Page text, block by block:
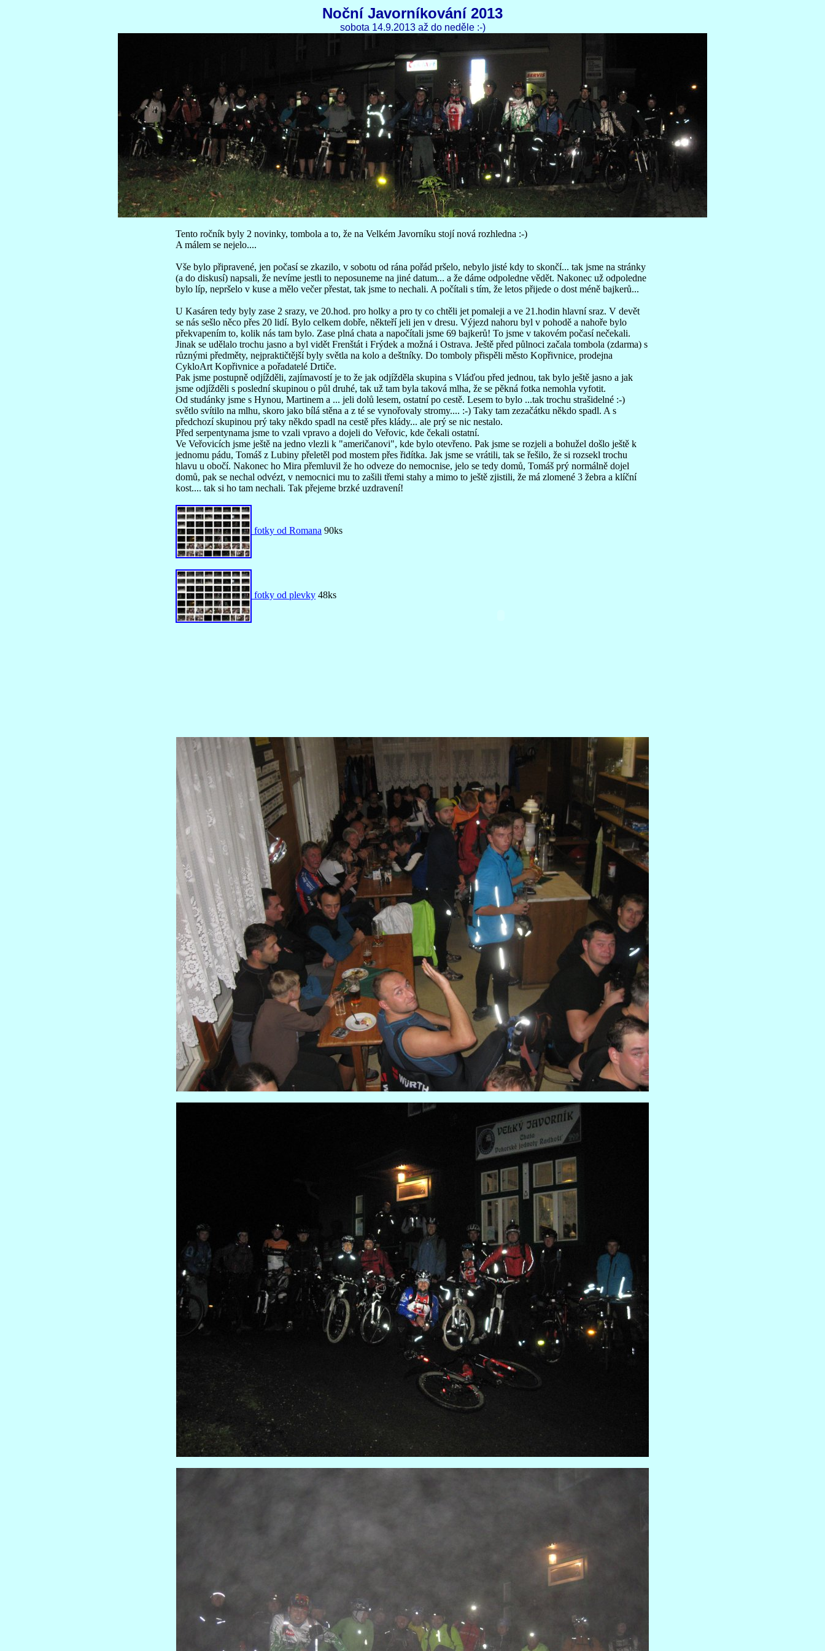
Noční Javorníkování 2013
sobota 14.9.2013 až do neděle :-)
Tento ročník byly 2 novinky, tombola a to, že na Velkém Javorníku stojí nová rozhledna :-)
A málem se nejelo....
Vše bylo připravené, jen počasí se zkazilo, v sobotu od rána pořád pršelo, nebylo jisté kdy to skončí... tak jsme na stránky
(a do diskusí) napsali, že nevíme jestli to neposuneme na jiné datum... a že dáme odpoledne vědět. Nakonec už odpoledne
bylo líp, nepršelo v kuse a mělo večer přestat, tak jsme to nechali. A počítali s tím, že letos přijede o dost méně bajkerů...
U Kasáren tedy byly zase 2 srazy, ve 20.hod. pro holky a pro ty co chtěli jet pomaleji a ve 21.hodin hlavní sraz. V devět
se nás sešlo něco přes 20 lidí. Bylo celkem dobře, někteří jeli jen v dresu. Výjezd nahoru byl v pohodě a nahoře bylo
překvapením to, kolik nás tam bylo. Zase plná chata a napočítali jsme 69 bajkerů! To jsme v takovém počasí nečekali.
Jinak se udělalo trochu jasno a byl vidět Frenštát i Frýdek a možná i Ostrava. Ještě před půlnoci začala tombola (zdarma) s
různými předměty, nejpraktičtější byly světla na kolo a deštníky. Do tomboly přispěli město Kopřivnice, prodejna
CykloArt Kopřivnice a pořadatelé Drtiče.
Pak jsme postupně odjížděli, zajímavostí je to že jak odjížděla skupina s Vláďou před jednou, tak bylo ještě jasno a jak
jsme odjížděli s poslední skupinou o půl druhé, tak už tam byla taková mlha, že se pěkná fotka nemohla vyfotit.
Od studánky jsme s Hynou, Martinem a ... jeli dolů lesem, ostatní po cestě. Lesem to bylo ...tak trochu strašidelné :-)
světlo svítilo na mlhu, skoro jako bílá stěna a z té se vynořovaly stromy.... :-) Taky tam zezačátku někdo spadl. A s
předchozí skupinou prý taky někdo spadl na cestě přes klády... ale prý se nic nestalo.
Před serpentynama jsme to vzali vpravo a dojeli do Veřovic, kde čekali ostatní.
Ve Veřovicích jsme ještě na jedno vlezli k "američanovi", kde bylo otevřeno. Pak jsme se rozjeli a bohužel došlo ještě k
jednomu pádu, Tomáš z Lubiny přeletěl pod mostem přes řidítka. Jak jsme se vrátili, tak se řešilo, že si rozsekl trochu
hlavu u obočí. Nakonec ho Mira přemluvil že ho odveze do nemocnise, jelo se tedy domů, Tomáš prý normálně dojel
domů, pak se nechal odvézt, v nemocnici mu to zašili třemi stahy a mimo to ještě zjistili, že má zlomené 3 žebra a klíční
kost.... tak si ho tam nechali. Tak přejeme brzké uzdravení!
fotky od Romana 90ks
fotky od plevky 48ks